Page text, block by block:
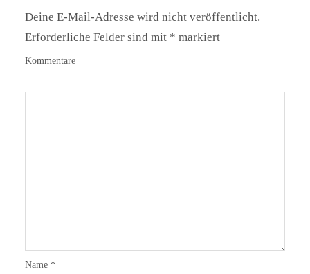
Deine E-Mail-Adresse wird nicht veröffentlicht.
Erforderliche Felder sind mit * markiert
Kommentare
Name *